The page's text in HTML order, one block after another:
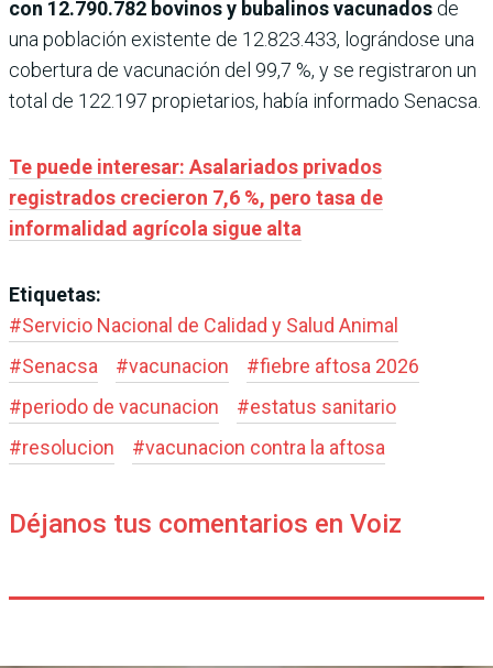
con 12.790.782 bovinos y bubalinos vacunados de
una población existente de 12.823.433, lográndose una
cobertura de vacunación del 99,7 %, y se registraron un
total de 122.197 propietarios, había informado Senacsa.
Te puede interesar: Asalariados privados
registrados crecieron 7,6 %, pero tasa de
informalidad agrícola sigue alta
Etiquetas:
#Servicio Nacional de Calidad y Salud Animal
#Senacsa #vacunacion #fiebre aftosa 2026
#periodo de vacunacion #estatus sanitario
#resolucion #vacunacion contra la aftosa
Déjanos tus comentarios en Voiz